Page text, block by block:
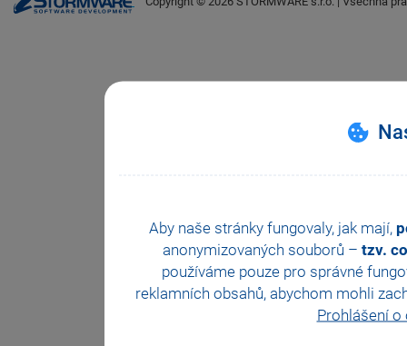
Aby naše stránky fungovaly, jak mají,
anonymizovaných souborů – tzv.
používáme pouze pro správné
reklamních obsahů, abychom mohli
Prohlášení